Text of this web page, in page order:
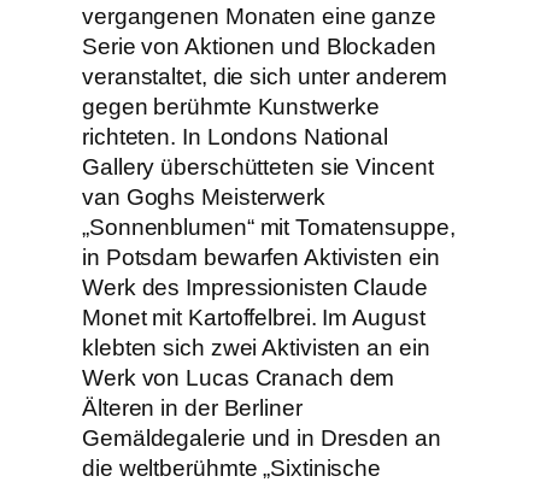
vergangenen Monaten eine ganze
Serie von Aktionen und Blockaden
veranstaltet, die sich unter anderem
gegen berühmte Kunstwerke
richteten. In Londons National
Gallery überschütteten sie Vincent
van Goghs Meisterwerk
„Sonnenblumen“ mit Tomatensuppe,
in Potsdam bewarfen Aktivisten ein
Werk des Impressionisten Claude
Monet mit Kartoffelbrei. Im August
klebten sich zwei Aktivisten an ein
Werk von Lucas Cranach dem
Älteren in der Berliner
Gemäldegalerie und in Dresden an
die weltberühmte „Sixtinische